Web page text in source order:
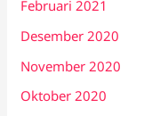
Februari 2021
Desember 2020
November 2020
Oktober 2020